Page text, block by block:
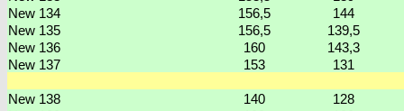
New 134
156,5
144
New 135
156,5
139,5
New 136
160
143,3
New 137
153 131
New 138 140
128